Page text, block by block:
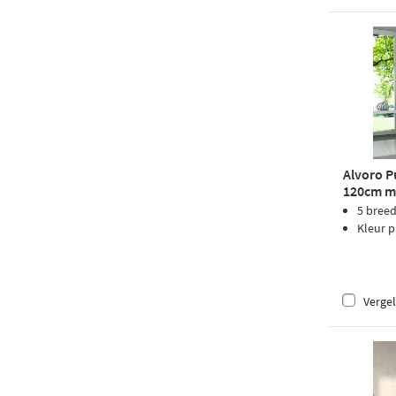
Alvoro
120cm
rondom
5
Kleur